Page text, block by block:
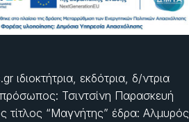
ιδιοκτήτρια, εκδότρια, δ/ντρια
Τσιντσίνη Παρασκευή
τίτλος “Μαγνήτης” έδρα: Αλμυρός